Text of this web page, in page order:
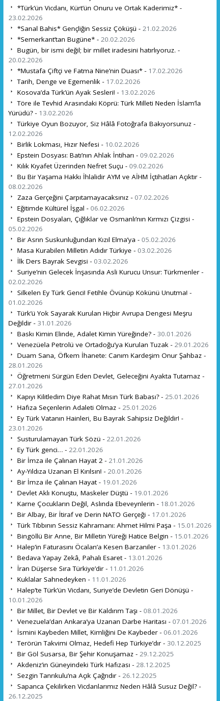
*Türk’ün Vicdanı, Kürt’ün Onuru ve Ortak Kaderimiz* -
23.02.2026
*Sanal Bahis* Gençliğin Sessiz Çöküşü - 21.02.2026
*Semerkant’tan Bugüne* - 20.02.2026
Bugün, bir ismi değil; bir millet iradesini hatırlıyoruz. -
20.02.2026
*Mustafa Çiftçi ve Fatma Nine’nin Duası* - 17.02.2026
Tarih, Denge ve Egemenlik - 17.02.2026
Kosova’da Türk’ün Ayak Sesleri! - 13.02.2026
Töre ile Tevhid Arasındaki Köprü: Türk Milleti Neden İslam’la
Yürüdü? - 13.02.2026
Türkiye Oyun Bozuyor, Siz Hâlâ Fotoğrafa Bakıyorsunuz -
12.02.2026
Birlik Lokması, Hızır Nefesi - 10.02.2026
Epstein Dosyası: Batı’nın Ahlak İntiharı - 09.02.2026
Kılık Kıyafet Üzerinden Nefret Suçu - 09.02.2026
Bu Bir Yaşama Hakkı İhlalidir AYM ve AİHM İçtihatları Açıktır -
08.02.2026
Zaza Gerçeğini Çarpıtamayacaksınız - 07.02.2026
Eğitimde Kültürel İşgal - 06.02.2026
Epstein Dosyaları, Çığlıklar ve Osmanlı’nın Kırmızı Çizgisi -
05.02.2026
Bir Asrın Suskunluğundan Kızıl Elma’ya - 05.02.2026
Masa Kurabilen Milletin Adıdır Türkiye - 03.02.2026
İlk Ders Bayrak Sevgisi - 03.02.2026
Suriye’nin Gelecek İnşasında Asli Kurucu Unsur: Türkmenler -
02.02.2026
Silkelen Ey Türk Genci! Fetihle Övünüp Kökünü Unutma! -
01.02.2026
Türk’ü Yok Sayarak Kurulan Hiçbir Avrupa Dengesi Meşru
Değildir - 31.01.2026
Baskı Kimin Elinde, Adalet Kimin Yüreğinde? - 30.01.2026
Venezüela Petrolü ve Ortadoğu’ya Kurulan Tuzak - 29.01.2026
Duam Sana, Öfkem İhanete: Canım Kardeşim Onur Şahbaz -
28.01.2026
Öğretmeni Sürgün Eden Devlet, Geleceğini Ayakta Tutamaz -
27.01.2026
Kapıyı Kilitledim Diye Rahat Mısın Türk Babası? - 25.01.2026
Hafıza Seçenlerin Adaleti Olmaz - 25.01.2026
Ey Türk Vatanın Hainleri, Bu Bayrak Sahipsiz Değildir! -
23.01.2026
Susturulamayan Türk Sözü - 22.01.2026
Ey Türk genci… - 22.01.2026
Bir İmza ile Çalınan Hayat 2 - 21.01.2026
Ay-Yıldıza Uzanan El Kırılsın! - 20.01.2026
Bir İmza ile Çalınan Hayat - 19.01.2026
Devlet Aklı Konuştu, Maskeler Düştü - 19.01.2026
Karne Çocukların Değil, Aslında Ebeveynlerin - 18.01.2026
Bir Albay, Bir İtiraf ve Derin NATO Gerçeği - 17.01.2026
Türk Tıbbının Sessiz Kahramanı: Ahmet Hilmi Paşa - 15.01.2026
Bingöllü Bir Anne, Bir Milletin Yüreği Hatice Belgin - 15.01.2026
Halep’in Faturasını Öcalan’a Kesen Barzaniler - 13.01.2026
Bedava Yapay Zekâ, Pahalı Esaret - 13.01.2026
İran Düşerse Sıra Türkiye’dir - 11.01.2026
Kuklalar Sahnedeyken - 11.01.2026
Halep’te Türk’ün Vicdanı, Suriye’de Devletin Geri Dönüşü -
10.01.2026
Bir Millet, Bir Devlet ve Bir Kaldırım Taşı - 08.01.2026
Venezuela’dan Ankara’ya Uzanan Darbe Haritası - 07.01.2026
İsmini Kaybeden Millet, Kimliğini De Kaybeder - 06.01.2026
Terörün Takvimi Olmaz, Hedefi Hep Türkiye’dır - 30.12.2025
Bir Göl Susarsa, Bir Şehir Konuşamaz - 29.12.2025
Akdeniz’in Güneyindeki Türk Hafızası - 28.12.2025
Sezgin Tanrıkulu’na Açık Çağrıdır - 26.12.2025
Sapanca Çekilirken Vicdanlarımız Neden Hâlâ Susuz Değil? -
26.12.2025